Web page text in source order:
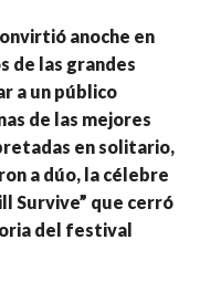
anoche en
de las grandes
a un público
de las mejores
en solitario,
a dúo, la célebre
Survive” que cerró
del festival